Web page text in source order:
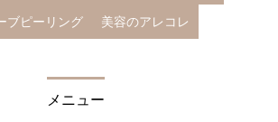
ブピーリング 美容のアレコレ
メニュー